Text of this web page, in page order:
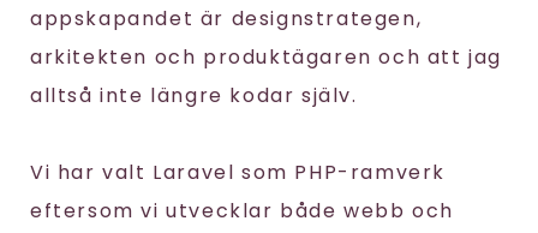
appskapandet är designstrategen,
arkitekten och produktägaren och att jag
alltså inte längre kodar själv.
Vi har valt Laravel som PHP-ramverk
eftersom vi utvecklar både webb och